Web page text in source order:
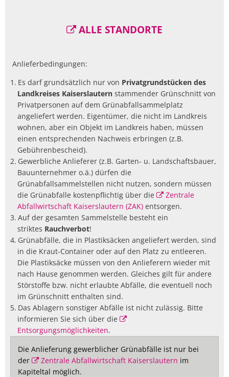
ALLE STANDORTE
Anlieferbedingungen:
Es darf grundsätzlich nur von Privatgrundstücken des
Landkreises Kaiserslautern stammender Grünschnitt von
Privatpersonen auf dem Grünabfallsammelplatz
angeliefert werden. Eigentümer, die nicht im Landkreis
wohnen, aber ein Objekt im Landkreis haben, müssen
einen entsprechenden Nachweis erbringen (z.B.
Gebührenbescheid).
Gewerbliche Anlieferer (z.B. Garten- u. Landschaftsbauer,
Bauunternehmer o.ä.) dürfen die
Grünabfallsammelstellen nicht nutzen, sondern müssen
die Grünabfalle kostenpflichtig über die
Zentrale
Abfallwirtschaft Kaiserslautern (ZAK) entsorgen.
Auf der gesamten Sammelstelle besteht ein
striktes Rauchverbot!
Grünabfälle, die in Plastiksäcken angeliefert werden, sind
in die Kraut-Container oder auf den Platz zu entleeren.
Die Plastiksäcke müssen von den Anlieferern wieder mit
nach Hause genommen werden. Gleiches gilt für andere
Störstoffe bzw. nicht erlaubte Abfälle, die eventuell noch
im Grünschnitt enthalten sind.
Das Ablagern sonstiger Abfälle ist nicht zulässig. Bitte
informieren Sie sich über die
Entsorgungsmöglichkeiten.
Die Anlieferung gewerblicher Grünabfälle ist nur bei
der
Zentrale Abfallwirtschaft Kaiserslautern im
Kapiteltal möglich.